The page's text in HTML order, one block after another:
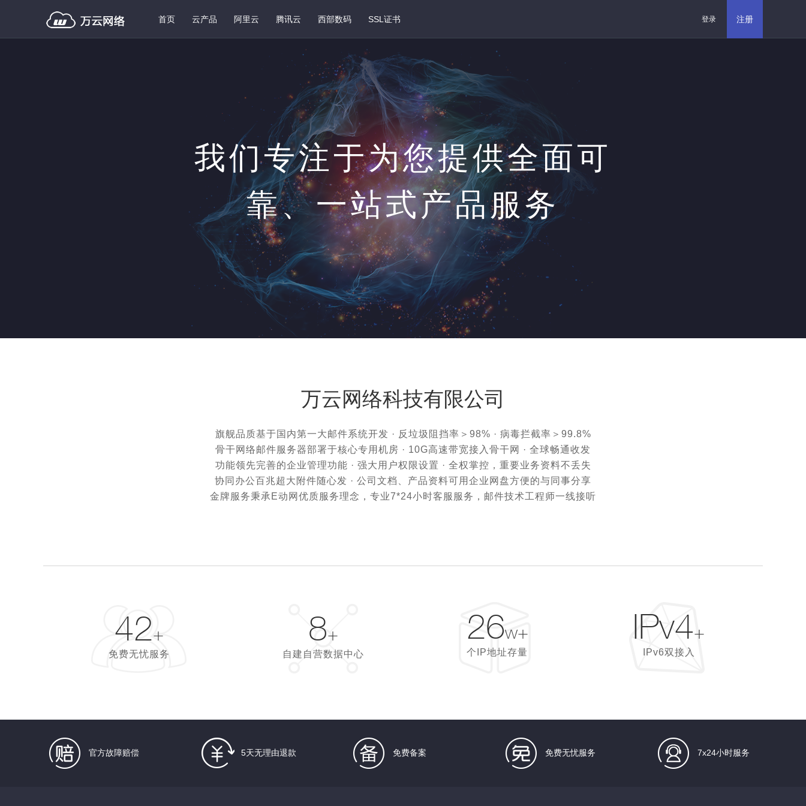
首页 云产品 阿里云 腾讯云 西部数码 SSL证书 登录 注册
我们专注于为您提供全面可
靠、一站式产品服务
万云网络科技有限公司
旗舰品质基于国内第一大邮件系统开发 · 反垃圾阻挡率＞98% · 病毒拦截率＞99.8%
骨干网络邮件服务器部署于核心专用机房 · 10G高速带宽接入骨干网 · 全球畅通收发
功能领先完善的企业管理功能 · 强大用户权限设置 · 全权掌控，重要业务资料不丢失
协同办公百兆超大附件随心发 · 公司文档、产品资料可用企业网盘方便的与同事分享
金牌服务秉承E动网优质服务理念，专业7*24小时客服服务，邮件技术工程师一线接听
42 +
免费无忧服务
8 +
自建自营数据中心
26w+
个IP地址存量
IPv4 +
IPv6双接入
官方故障赔偿 5天无理由退款 免费备案 免费无忧服务 7x24小时服务